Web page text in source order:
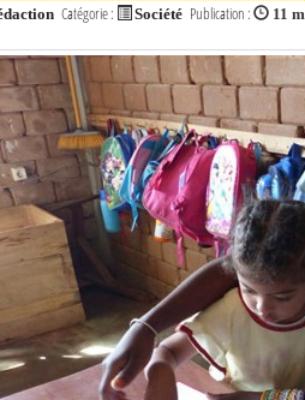
?
?
Catégorie : Société Publication : 11